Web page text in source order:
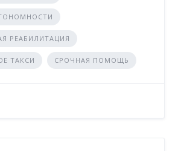
РЕАБИЛИТАЦИЯ
ТАКСИ СРОЧНАЯ ПОМОЩЬ